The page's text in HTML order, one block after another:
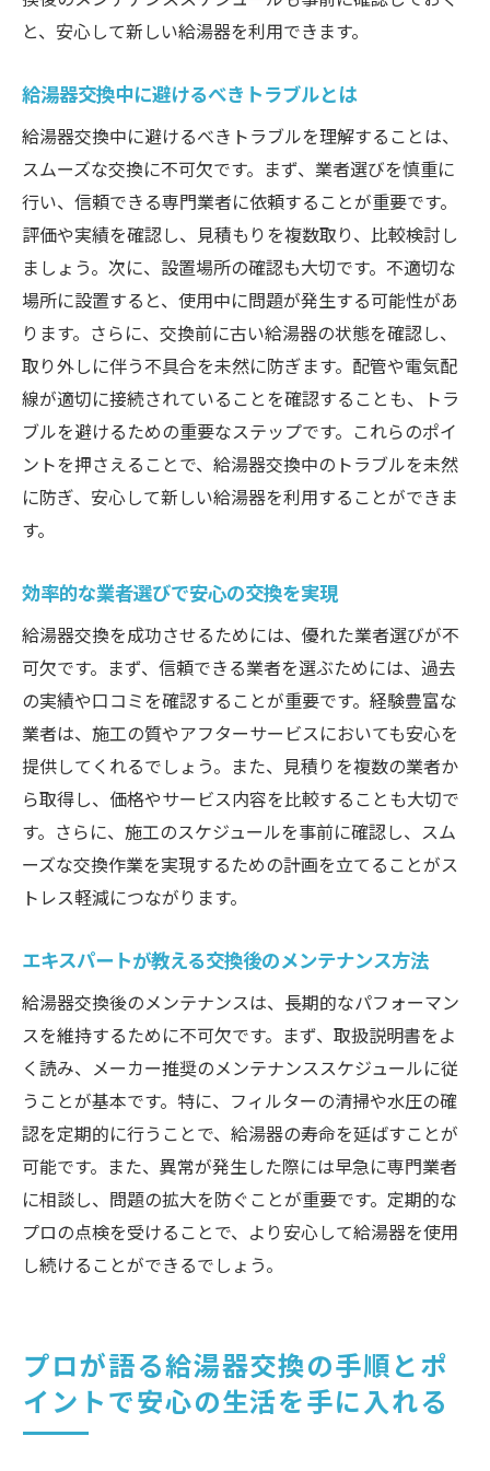
給湯器交換の際のよくあるミスとその対策
給湯器交換の成功事例から学ぶ
選ぶべき給湯器交換の業者と安心の秘密をエキ
スパートが解説
信頼できる業者選びの基準とは
業者選びで確認すべき重要ポイント
給湯器交換業者の選び方と注意点
エキスパートが推奨する信頼できる業者
安心できる業者の特徴とサービス
業者とのコミュニケーションで重要なこと
給湯器交換の準備と手順を知って安心のストレ
スフリー交換
給湯器交換前に準備すること
給湯器選びで考慮すべき点
交換スケジュールの立て方と管理
交換作業時に注意するべき安全対策
安心の交換を実現するための手順
給湯器交換の未来予測とエキスパートが推奨す
る最新技術
今後の給湯器技術の進化予測
エコロジー視点での給湯器選び
将来的に注目の新技術とその利点
エキスパートが注目する交換技術
給湯器交換の未来を見据えた選択肢
最新技術を取り入れた効率的な給湯器
と、安心して新しい給湯器を利用できます。
給湯器交換中に避けるべきトラブルとは
給湯器交換中に避けるべきトラブルを理解することは、
スムーズな交換に不可欠です。まず、業者選びを慎重に
行い、信頼できる専門業者に依頼することが重要です。
評価や実績を確認し、見積もりを複数取り、比較検討し
ましょう。次に、設置場所の確認も大切です。不適切な
場所に設置すると、使用中に問題が発生する可能性があ
ります。さらに、交換前に古い給湯器の状態を確認し、
取り外しに伴う不具合を未然に防ぎます。配管や電気配
線が適切に接続されていることを確認することも、トラ
ブルを避けるための重要なステップです。これらのポイ
ントを押さえることで、給湯器交換中のトラブルを未然
に防ぎ、安心して新しい給湯器を利用することができま
す。
効率的な業者選びで安心の交換を実現
給湯器交換を成功させるためには、優れた業者選びが不
可欠です。まず、信頼できる業者を選ぶためには、過去
の実績や口コミを確認することが重要です。経験豊富な
業者は、施工の質やアフターサービスにおいても安心を
提供してくれるでしょう。また、見積りを複数の業者か
ら取得し、価格やサービス内容を比較することも大切で
す。さらに、施工のスケジュールを事前に確認し、スム
ーズな交換作業を実現するための計画を立てることがス
トレス軽減につながります。
エキスパートが教える交換後のメンテナンス方法
給湯器交換後のメンテナンスは、長期的なパフォーマン
スを維持するために不可欠です。まず、取扱説明書をよ
く読み、メーカー推奨のメンテナンススケジュールに従
うことが基本です。特に、フィルターの清掃や水圧の確
認を定期的に行うことで、給湯器の寿命を延ばすことが
可能です。また、異常が発生した際には早急に専門業者
に相談し、問題の拡大を防ぐことが重要です。定期的な
プロの点検を受けることで、より安心して給湯器を使用
し続けることができるでしょう。
プロが語る給湯器交換の手順とポ
イントで安心の生活を手に入れる